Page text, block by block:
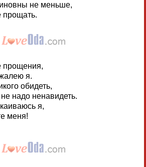
не меньше,
прощать.
прощения,
я.
обидеть,
надо ненавидеть.
я,
меня!